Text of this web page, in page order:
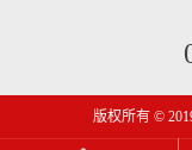
版权所有 ©